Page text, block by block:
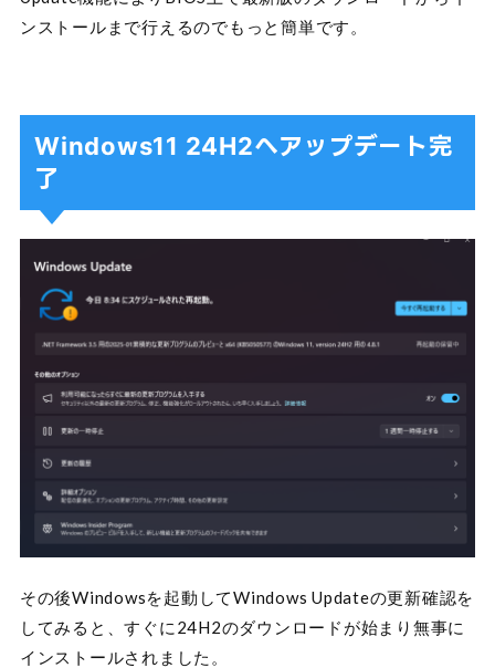
ンストールまで行えるのでもっと簡単です。
Windows11 24H2へアップデート完
了
その後Windowsを起動してWindows Updateの更新確認を
してみると、すぐに24H2のダウンロードが始まり無事に
インストールされました。